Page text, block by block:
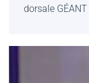
dorsale